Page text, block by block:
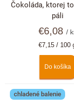
€6,08 /
Jednotková
€7,15 / 100
Do košíka
Čokoláda, ktorej
páli
chladené balenie